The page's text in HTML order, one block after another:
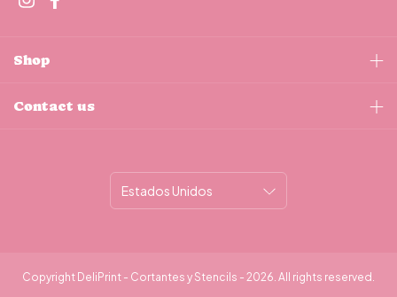
Shop
Contact us
Copyright DeliPrint - Cortantes y Stencils - 2026. All rights reserved.